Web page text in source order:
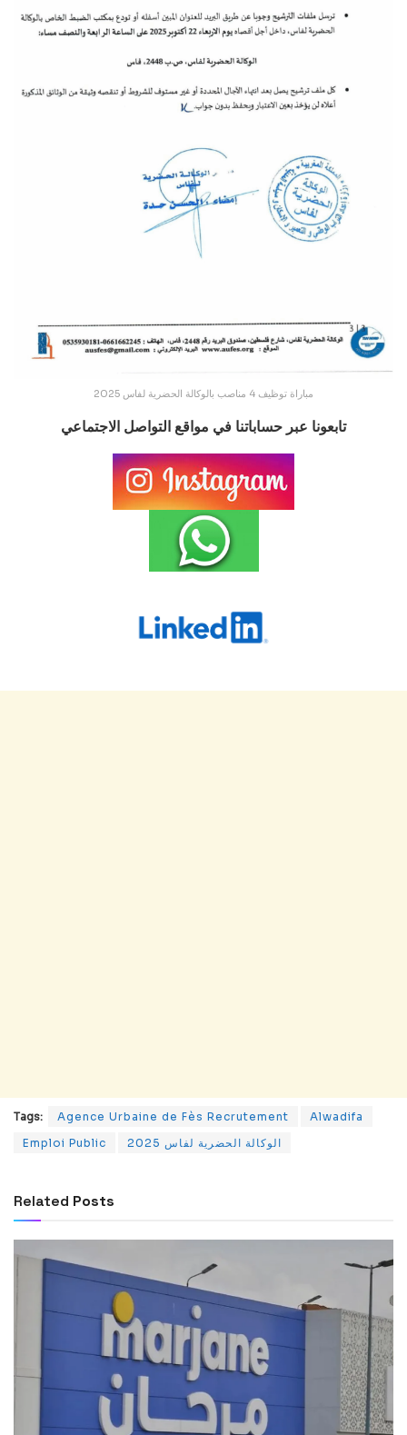
مباراة توظيف 4 مناصب بالوكالة الحضرية لفاس 2025
تابعونا عبر حساباتنا في مواقع التواصل الاجتماعي
Tags: Agence Urbaine de Fès Recrutement
Alwadifa
Emploi Public
الوكالة الحضرية لفاس 2025
Related Posts